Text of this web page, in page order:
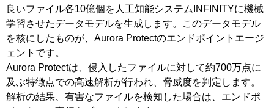
良いファイル各10億個を人工知能システムINFINITYに機械
学習させたデータモデルを生成します。このデータモデル
を核にしたものが、Aurora Protectのエンドポイントエージ
ェントです。
Aurora Protectは、侵入したファイルに対して約700万点に
及ぶ特徴点での高速解析が行われ、脅威度を判定します。
解析の結果、有害なファイルを検知した場合は、エンドポ